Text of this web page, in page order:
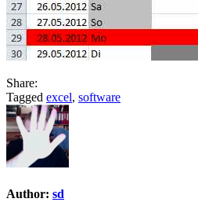
Share:
Tagged excel, software
Author: sd